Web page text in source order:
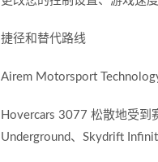
捷径和替代路线
Airem Motorsport
Hovercars 3077 松散地受到
Underground、Skydrift